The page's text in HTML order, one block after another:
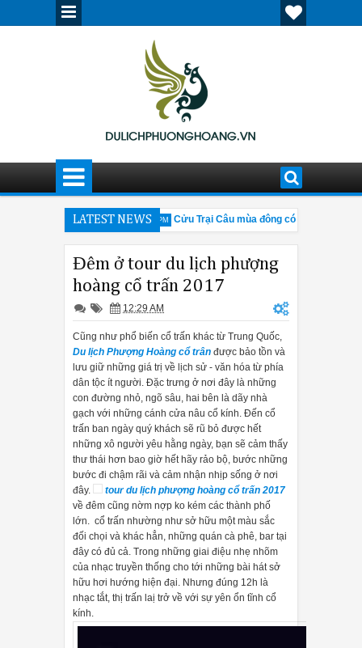
LATEST NEWS
Tân ấn tượng, nổi bật 3:42 PM
Cửu Trại Câu mùa đông có gì đáng đến?
Đêm ở tour du lịch phượng
hoàng cổ trấn 2017
12:29 AM
Cũng như phổ biến cổ trấn khác từ Trung Quốc,
Du lịch Phượng Hoàng cổ trân được bảo tồn và
lưu giữ những giá trị về lịch sử - văn hóa từ phía
dân tộc ít người. Đặc trưng ở nơi đây là những
con đường nhỏ, ngõ sâu, hai bên là dãy nhà
gạch với những cánh cửa nâu cổ kính. Đến cổ
trấn ban ngày quý khách sẽ rũ bỏ được hết
những xô người yêu hằng ngày, bạn sẽ cảm thấy
thư thái hơn bao giờ hết hãy rảo bộ, bước những
bước đi chậm rãi và cảm nhận nhịp sống ở nơi
đây.
tour du lịch phượng hoàng cổ trấn 2017
về đêm cũng nờm nợp ko kém các thành phố
lớn. cổ trấn nhường như sở hữu một màu sắc
đối chọi và khác hẳn, những quán cà phê, bar tại
đây có đủ cả. Trong những giai điệu nhẹ nhõm
của nhạc truyền thống cho tới những bài hát sở
hữu hơi hướng hiện đại. Nhưng đúng 12h là
nhạc tắt, thị trấn laị trở về với sự yên ổn tĩnh cổ
kính.